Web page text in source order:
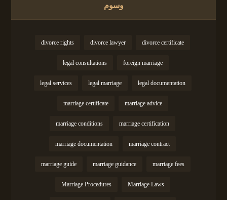
وسوم
divorce certificate
divorce lawyer
divorce rights
foreign marriage
legal consultations
legal documentation
legal marriage
legal services
marriage advice
marriage certificate
marriage certification
marriage conditions
marriage contract
marriage documentation
marriage fees
marriage guidance
marriage guide
Marriage Laws
Marriage Procedures